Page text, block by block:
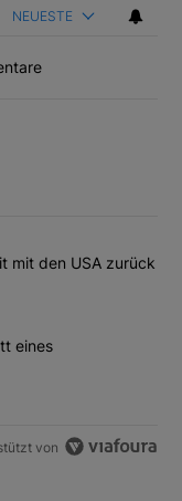
NEUESTE
kommentierten
im Handelsstreit
mit den USA zurück
Hüst-und-Hott
eines
von